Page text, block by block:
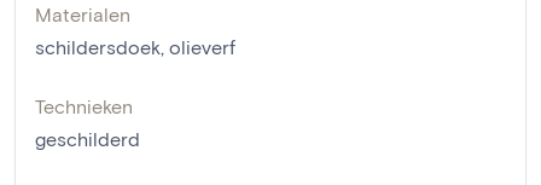
Materialen
schildersdoek, olieverf
Technieken
geschilderd